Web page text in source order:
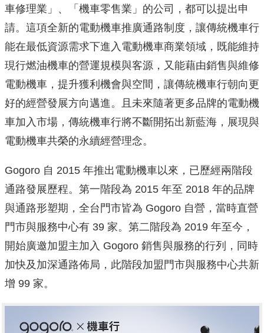
車修理業」、「機車零售業」的公司，都可以提出申
請。這項全新的電動機車推廣通路制度，讓傳統機車行
能在最低資源需求下進入電動機車商業領域，既能維持
現行燃油機車的營運規模與客源，又能藉由銷售與維修
電動機車，提升獲利機會與空間，讓傳統機車行朝向更
好的經營發展方向邁進。且未來隨著更多品牌的電動機
車加入市場，傳統機車行將不斷開拓出新藍海，展現與
電動機車共榮的永續經營理念。
Gogoro 自 2015 年推出電動機車以來，已歷經兩階段
通路發展歷程。第一階段為 2015 年至 2018 年的品牌
與通路形塑期，全台門市皆為 Gogoro 自營，當時直營
門市與服務中心有 39 家。第二階段為 2019 年至今，
開始廣邀加盟主加入 Gogoro 銷售與服務的行列，同時
加快及加深通路佈局，此階段加盟門市與服務中心共新
增 99 家。